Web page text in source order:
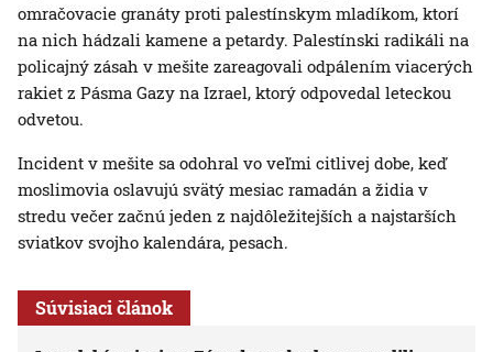
omračovacie granáty proti palestínskym mladíkom, ktorí
na nich hádzali kamene a petardy. Palestínski radikáli na
policajný zásah v mešite zareagovali odpálením viacerých
rakiet z Pásma Gazy na Izrael, ktorý odpovedal leteckou
odvetou.
Incident v mešite sa odohral vo veľmi citlivej dobe, keď
moslimovia oslavujú svätý mesiac ramadán a židia v
stredu večer začnú jeden z najdôležitejších a najstarších
sviatkov svojho kalendára, pesach.
Súvisiaci článok